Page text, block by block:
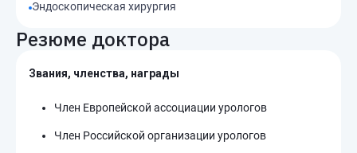
Эндоскопическая хирургия
Резюме доктора
Звания, членства, награды
Член Европейской ассоциации урологов
Член Российской организации урологов